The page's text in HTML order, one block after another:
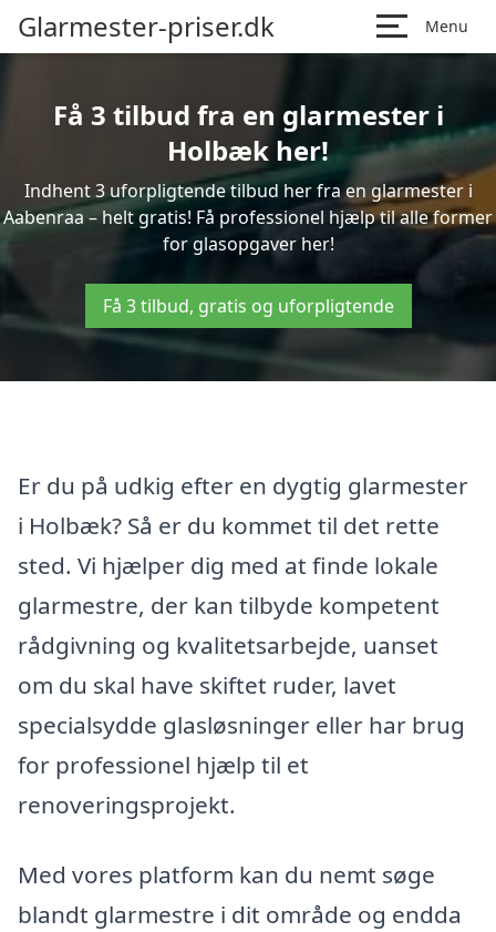
Glarmester-priser.dk Menu
Få 3 tilbud fra en glarmester i
Holbæk her!
Indhent 3 uforpligtende tilbud her fra en glarmester i
Aabenraa – helt gratis! Få professionel hjælp til alle former
for glasopgaver her!
Få 3 tilbud, gratis og uforpligtende
Er du på udkig efter en dygtig glarmester
i Holbæk? Så er du kommet til det rette
sted. Vi hjælper dig med at finde lokale
glarmestre, der kan tilbyde kompetent
rådgivning og kvalitetsarbejde, uanset
om du skal have skiftet ruder, lavet
specialsydde glasløsninger eller har brug
for professionel hjælp til et
renoveringsprojekt.
Med vores platform kan du nemt søge
blandt glarmestre i dit område og endda